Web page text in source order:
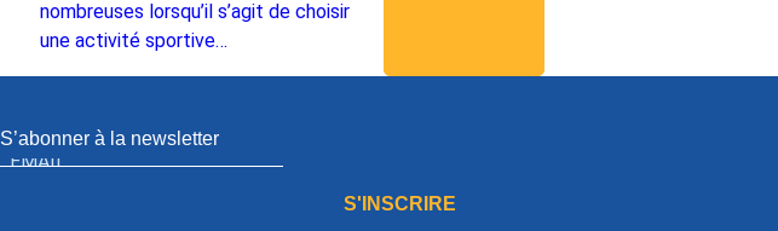
nombreuses lorsqu’il s’agit de choisir
une activité sportive…
S’abonner à la newsletter
S'INSCRIRE